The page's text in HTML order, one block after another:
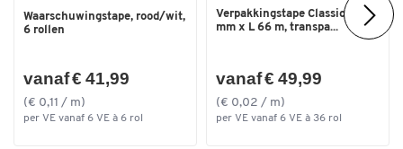
Waarschuwingstape, rood/wit,
6 rollen
vanaf € 41,99
(€ 0,11 / m)
per VE vanaf 6 VE à 6 rol
Verpakkingstape Classic, B 50
mm x L 66 m, transpa...
vanaf € 49,99
(€ 0,02 / m)
per VE vanaf 6 VE à 36 rol